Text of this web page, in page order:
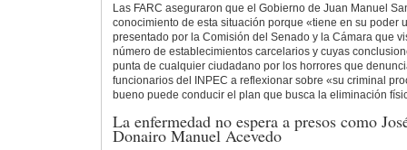
Las FARC aseguraron que el Gobierno de Juan Manuel
conocimiento de esta situación porque «tiene en su poder
presentado por la Comisión del Senado y la Cámara que
número de establecimientos carcelarios y cuyas
punta de cualquier ciudadano por los horrores que
funcionarios del INPEC a reflexionar sobre «su criminal
bueno puede conducir el plan que busca la eliminación
La enfermedad no espera a presos como
Donairo Manuel Acevedo